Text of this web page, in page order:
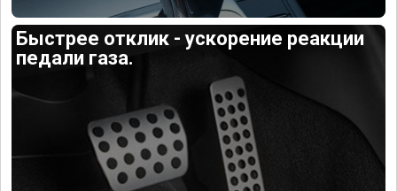
Быстрее отклик - ускорение реакции
педали газа.